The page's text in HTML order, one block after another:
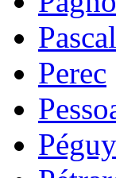
Pascal
Perec
Péguy